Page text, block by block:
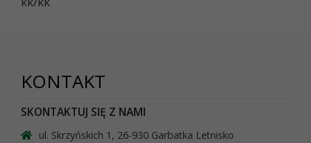
KONTAKT
SKONTAKTUJ SIĘ Z NAMI
ul. Skrzyńskich 1, 26-930 Garbatka Letnisko